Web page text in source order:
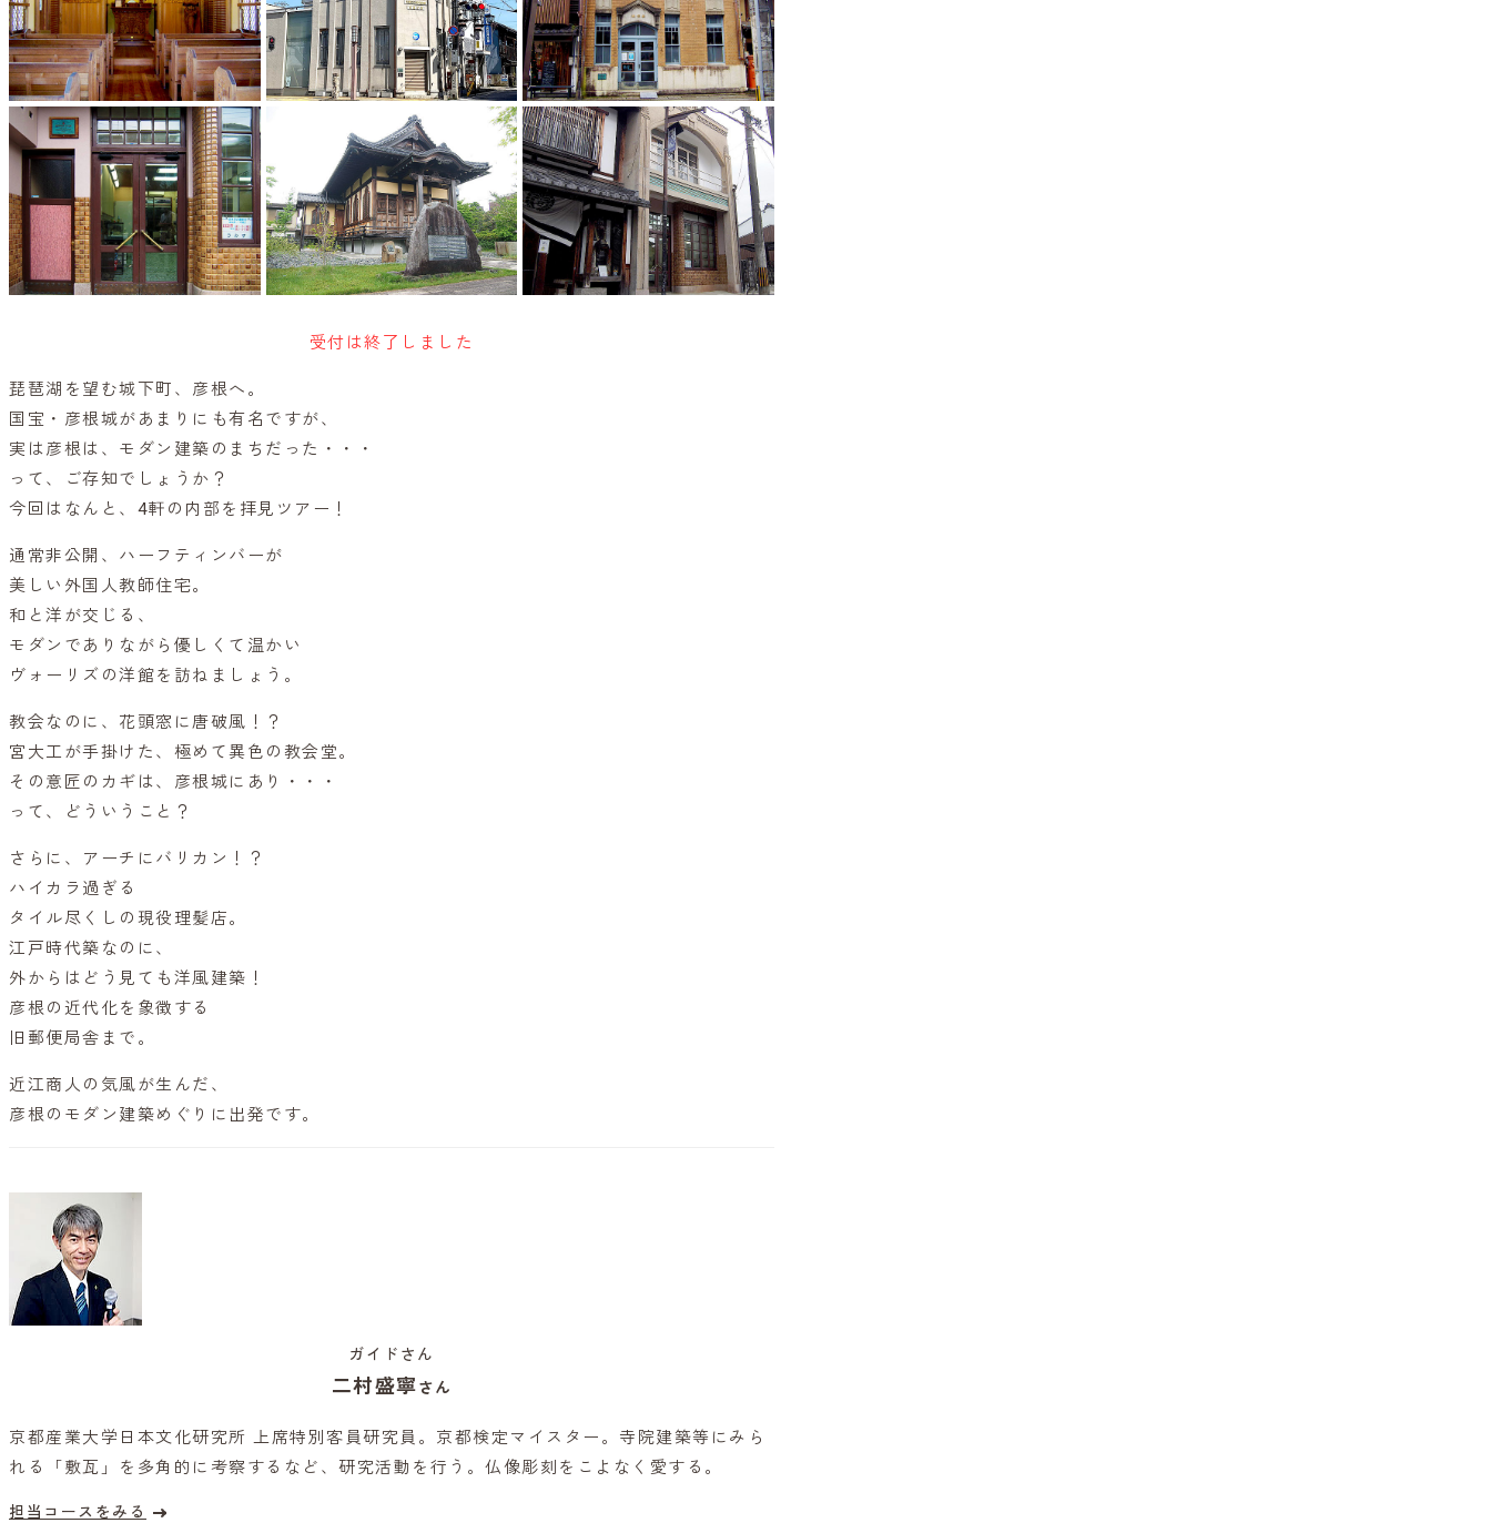
受付は終了しました
琵琶湖を望む城下町、彦根へ。
国宝・彦根城があまりにも有名ですが、
実は彦根は、モダン建築のまちだった・・・
って、ご存知でしょうか？
今回はなんと、4軒の内部を拝見ツアー！
通常非公開、ハーフティンバーが
美しい外国人教師住宅。
和と洋が交じる、
モダンでありながら優しくて温かい
ヴォーリズの洋館を訪ねましょう。
教会なのに、花頭窓に唐破風！？
宮大工が手掛けた、極めて異色の教会堂。
その意匠のカギは、彦根城にあり・・・
って、どういうこと？
さらに、アーチにバリカン！？
ハイカラ過ぎる
タイル尽くしの現役理髪店。
江戸時代築なのに、
外からはどう見ても洋風建築！
彦根の近代化を象徴する
旧郵便局舎まで。
近江商人の気風が生んだ、
彦根のモダン建築めぐりに出発です。
ガイドさん
二村盛寧さん
京都産業大学日本文化研究所 上席特別客員研究員。京都検定マイスター。寺院建築等にみら
れる「敷瓦」を多角的に考察するなど、研究活動を行う。仏像彫刻をこよなく愛する。
担当コースをみる